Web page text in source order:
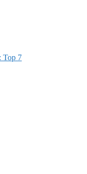
Top 7